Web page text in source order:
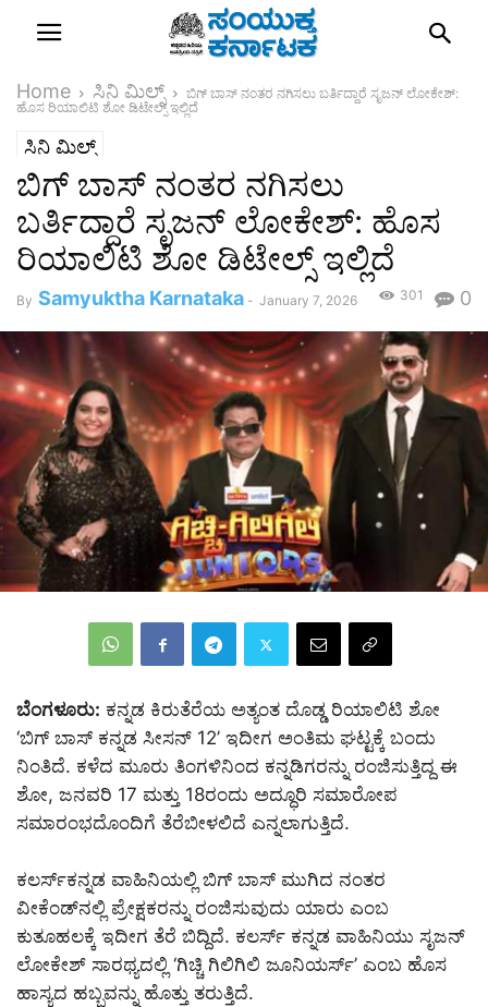
Home ಸಿನಿ ಮಿಲ್ಸ್
ಬಿಗ್ ಬಾಸ್ ನಂತರ ನಗಿಸಲು ಬರ್ತಿದ್ದಾರೆ ಸೃಜನ್ ಲೋಕೇಶ್:
ಹೊಸ ರಿಯಾಲಿಟಿ ಶೋ ಡಿಟೇಲ್ಸ್‌ ಇಲ್ಲಿದೆ
ಸಿನಿ ಮಿಲ್ಸ್
ಬಿಗ್ ಬಾಸ್ ನಂತರ ನಗಿಸಲು
ಬರ್ತಿದ್ದಾರೆ ಸೃಜನ್ ಲೋಕೇಶ್: ಹೊಸ
ರಿಯಾಲಿಟಿ ಶೋ ಡಿಟೇಲ್ಸ್‌ ಇಲ್ಲಿದೆ
By Samyuktha Karnataka - January 7, 2026 0
301
ಬೆಂಗಳೂರು: ಕನ್ನಡ ಕಿರುತೆರೆಯ ಅತ್ಯಂತ ದೊಡ್ಡ ರಿಯಾಲಿಟಿ ಶೋ
‘ಬಿಗ್ ಬಾಸ್ ಕನ್ನಡ ಸೀಸನ್ 12’ ಇದೀಗ ಅಂತಿಮ ಘಟ್ಟಕ್ಕೆ ಬಂದು
ನಿಂತಿದೆ. ಕಳೆದ ಮೂರು ತಿಂಗಳಿನಿಂದ ಕನ್ನಡಿಗರನ್ನು ರಂಜಿಸುತ್ತಿದ್ದ ಈ
ಶೋ, ಜನವರಿ 17 ಮತ್ತು 18ರಂದು ಅದ್ಧೂರಿ ಸಮಾರೋಪ
ಸಮಾರಂಭದೊಂದಿಗೆ ತೆರೆಬೀಳಲಿದೆ ಎನ್ನಲಾಗುತ್ತಿದೆ.
ಕಲರ್ಸ್‌ಕನ್ನಡ ವಾಹಿನಿಯಲ್ಲಿ ಬಿಗ್ ಬಾಸ್ ಮುಗಿದ ನಂತರ
ವೀಕೆಂಡ್‌ನಲ್ಲಿ ಪ್ರೇಕ್ಷಕರನ್ನು ರಂಜಿಸುವುದು ಯಾರು ಎಂಬ
ಕುತೂಹಲಕ್ಕೆ ಇದೀಗ ತೆರೆ ಬಿದ್ದಿದೆ. ಕಲರ್ಸ್ ಕನ್ನಡ ವಾಹಿನಿಯು ಸೃಜನ್
ಲೋಕೇಶ್ ಸಾರಥ್ಯದಲ್ಲಿ ‘ಗಿಚ್ಚಿ ಗಿಲಿಗಿಲಿ ಜೂನಿಯರ್ಸ್’ ಎಂಬ ಹೊಸ
ಹಾಸ್ಯದ ಹಬ್ಬವನ್ನು ಹೊತ್ತು ತರುತ್ತಿದೆ.